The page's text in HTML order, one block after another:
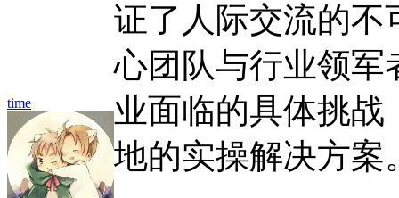
time
证了人际交流的不
心团队与行业领军
业面临的具体挑
地的实操解决方案